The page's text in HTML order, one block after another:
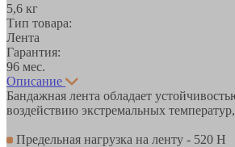
5,6 кг
Тип товара:
Лента
Гарантия:
96 мес.
Описание
Бандажная лента обладает
воздействию экстремальных
Предельная нагрузка на ленту - 520 Н